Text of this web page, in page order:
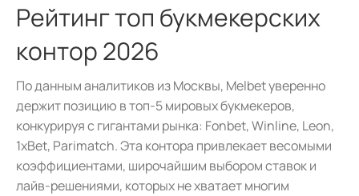
Рейтинг топ букмекерских
контор 2026
По данным аналитиков из Москвы, Melbet уверенно
держит позицию в топ-5 мировых букмекеров,
конкурируя с гигантами рынка: Fonbet, Winline, Leon,
1xBet, Parimatch. Эта контора привлекает весомыми
коэффициентами, широчайшим выбором ставок и
лайв-решениями, которых не хватает многим